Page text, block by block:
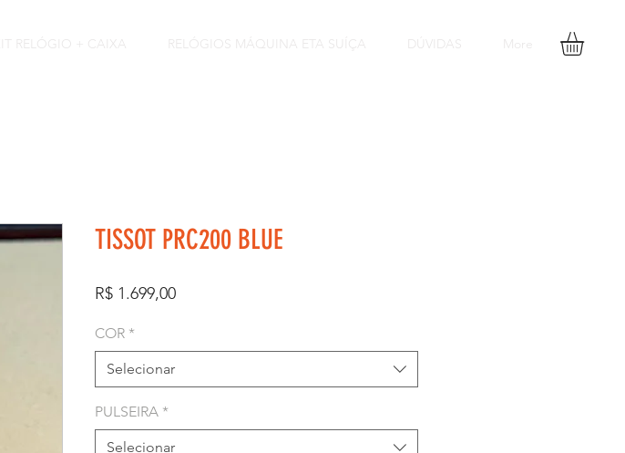
KIT RELÓGIO + CAIXA RELÓGIOS MÁQUINA ETA SUÍÇA More
TISSOT PRC200 BLUE
R$ 1.699,00Preço
COR *
Selecionar
PULSEIRA *
Selecionar